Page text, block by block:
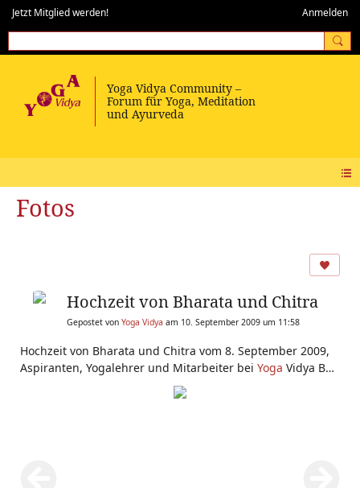
Jetzt Mitglied werden! Anmelden
Fotos
Hochzeit von Bharata und Chitra
Gepostet von Yoga Vidya am 10. September 2009 um 11:58
Hochzeit von Bharata und Chitra vom 8. September 2009,
Aspiranten, Yogalehrer und Mitarbeiter bei Yoga Vidya Bad